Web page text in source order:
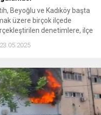
Beyoğlu ve Kadıköy başta
üzere birçok ilçede
denetimlere, ilçe
müdürlükleri, Asayiş, Özel
ve Trafik Denetleme şube
noktalarında durdurulan
detaylı ...
23.05.2025